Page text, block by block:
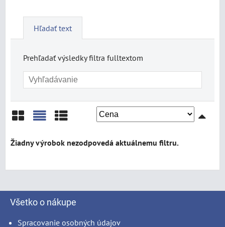
Hľadať text
Prehľadať výsledky filtra fulltextom
Mriežka
Všetko o nákupe
Spracovanie osobných údajov